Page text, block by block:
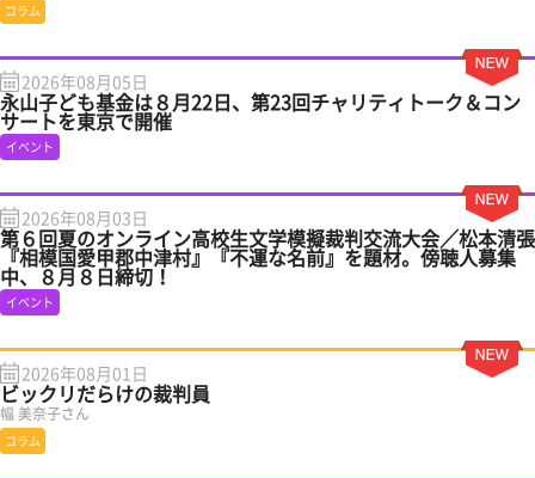
コラム
2026年08月05日
永山子ども基金は８月22日、第23回チャリティトーク＆コン
サートを東京で開催
イベント
2026年08月03日
第６回夏のオンライン高校生文学模擬裁判交流大会／松本清張
『相模国愛甲郡中津村』『不運な名前』を題材。傍聴人募集
中、８月８日締切！
イベント
2026年08月01日
ビックリだらけの裁判員
幅 美奈子さん
コラム